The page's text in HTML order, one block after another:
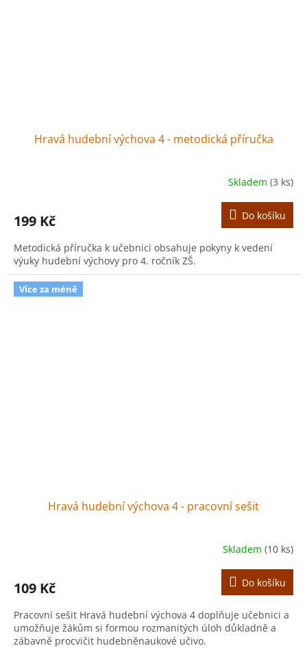
Hravá hudební výchova 4 - metodická příručka
Skladem (3 ks)
199 Kč Do košíku
Metodická příručka k učebnici obsahuje pokyny k vedení
výuky hudební výchovy pro 4. ročník ZŠ.
Více za méně
Hravá hudební výchova 4 - pracovní sešit
Skladem (10 ks)
109 Kč Do košíku
Pracovní sešit Hravá hudební výchova 4 doplňuje učebnici a
umožňuje žákům si formou rozmanitých úloh důkladně a
zábavně procvičit hudebněnaukové učivo.